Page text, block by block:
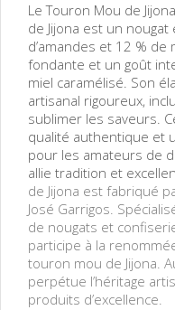
Le Touron Mou de
de Jijona est un nougat
d’amandes et 12 %
fondante et un goût
miel caramélisé. Son
artisanal rigoureux,
sublimer les saveurs.
qualité authentique et
pour les amateurs de
allie tradition et
de Jijona est fabriqué
José Garrigos.
de nougats et
participe à la
touron mou de Jijona.
perpétue l’héritage
produits d’excellence.